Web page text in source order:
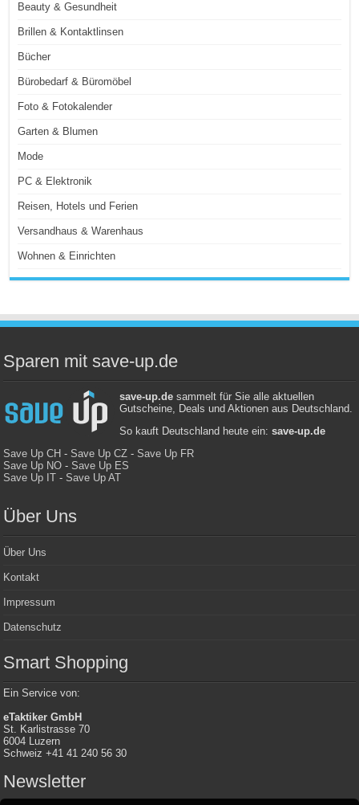
Beauty & Gesundheit
Brillen & Kontaktlinsen
Bücher
Bürobedarf & Büromöbel
Foto & Fotokalender
Garten & Blumen
Mode
PC & Elektronik
Reisen, Hotels und Ferien
Versandhaus & Warenhaus
Wohnen & Einrichten
Sparen mit save-up.de
save-up.desammelt für Sie alle aktuellen
Gutscheine, Deals und Aktionen aus Deutschland.
So kauft Deutschland heute ein: save-up.de
Save Up CH -Save Up CZ -Save Up FR
Save Up NO -Save Up ES
Save Up IT -Save Up AT
Über Uns
Über Uns
Kontakt
Impressum
Datenschutz
Smart Shopping
Ein Service von:
eTaktiker GmbH
St. Karlistrasse 70
6004 Luzern
Schweiz +41 41 240 56 30
Newsletter